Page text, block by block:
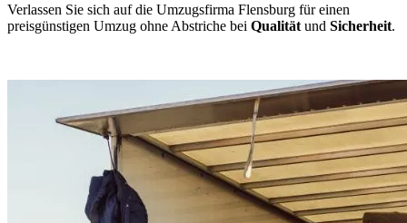
Verlassen Sie sich auf die Umzugsfirma Flensburg für einen
preisgünstigen Umzug ohne Abstriche bei Qualität und Sicherheit.